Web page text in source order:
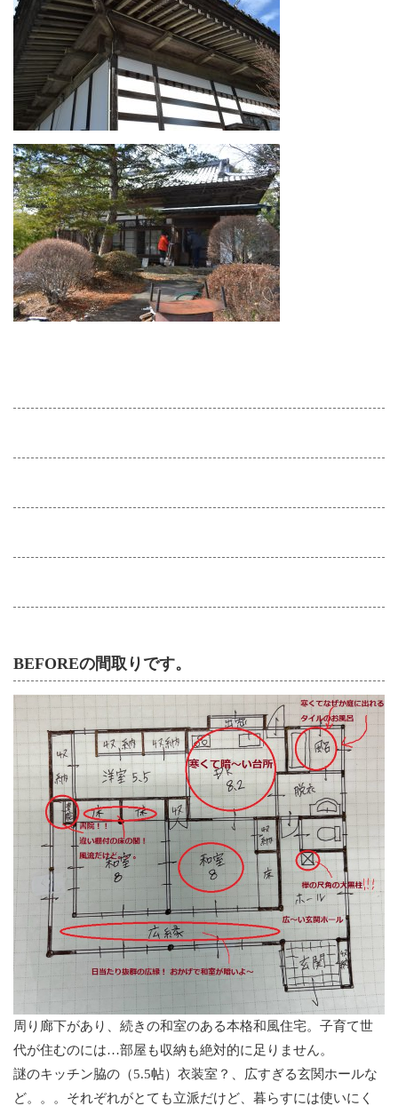
BEFOREの間取りです。
周り廊下があり、続きの和室のある本格和風住宅。子育て世
代が住むのには…部屋も収納も絶対的に足りません。
謎のキッチン脇の（5.5帖）衣装室？、広すぎる玄関ホールな
ど。。。それぞれがとても立派だけど、暮らすには使いにく